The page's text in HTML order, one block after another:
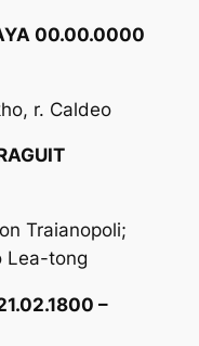
00.00.0000
r. Caldeo
Traianopoli;
Lea-tong
–